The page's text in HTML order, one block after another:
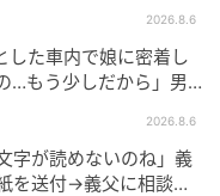
似たものを買っ
りに行きました。
なく、「気にしな
くれました。そし
2026.8.6
た車内で娘に密着し
…もう少しだから」男
2026.8.6
字が読めないのね」義
を送付→義父に相談